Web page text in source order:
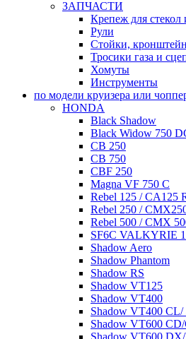
ЗАПЧАСТИ
Крепеж для стекол
Рули
Стойки,
Тросики газа и
Хомуты
Инструменты
по модели круизера или
HONDA
Black Shadow
Black Widow 750
CB 250
CB 750
CBF 250
Magna VF 750 C
Rebel 125 / CA125
Rebel 250 /
Rebel 500 / CMX
SF6C VALKYRIE
Shadow Aero
Shadow Phantom
Shadow RS
Shadow VT125
Shadow VT400
Shadow VT400
Shadow VT600
Shadow VT600